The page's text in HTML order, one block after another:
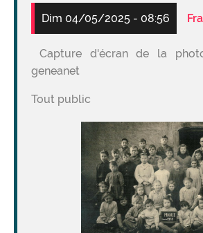
Dim 04/05/2025 - 08:56
Capture d'écran de la
geneanet
Tout public